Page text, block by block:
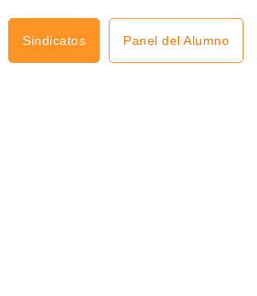
Sindicatos Panel del Alumno